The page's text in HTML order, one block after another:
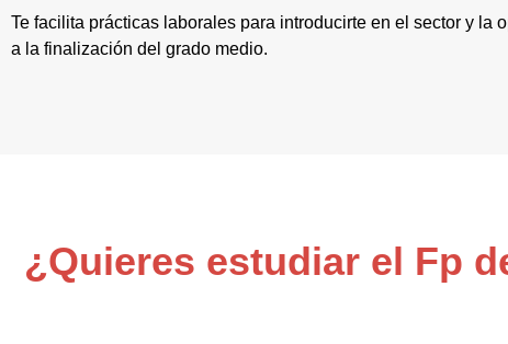
Te facilita prácticas laborales para introducirte en el sector y la
a la finalización del grado medio.
¿Quieres estudiar el Fp